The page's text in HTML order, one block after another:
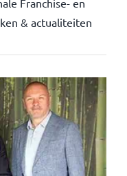
& actualiteiten